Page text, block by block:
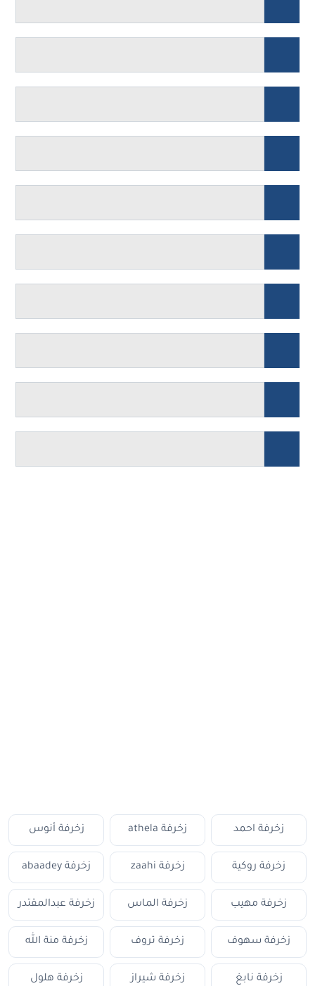
زخرفة احمد زخرفة athela زخرفة أنوس
زخرفة روكية زخرفة zaahi زخرفة abaadey
زخرفة مهيب زخرفة الماس زخرفة عبدالمقتدر
زخرفة سهوف زخرفة تروف زخرفة منة الله
زخرفة نابغ زخرفة شيراز زخرفة هلول